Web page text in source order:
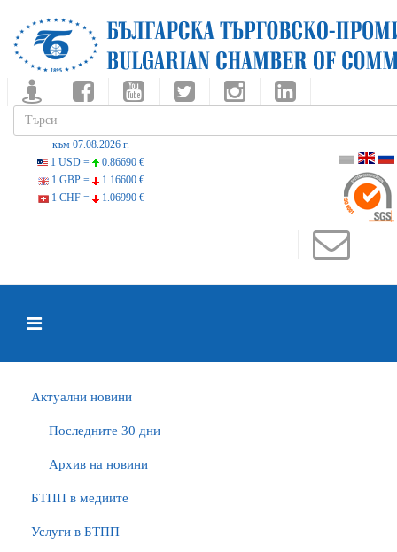
към 07.08.2026 г.
1 USD =
0.86690 €
1 GBP =
1.16600 €
1 CHF =
1.06990 €
Актуални новини
Последните 30 дни
Архив на новини
БTПП в медиите
Услуги в БТПП